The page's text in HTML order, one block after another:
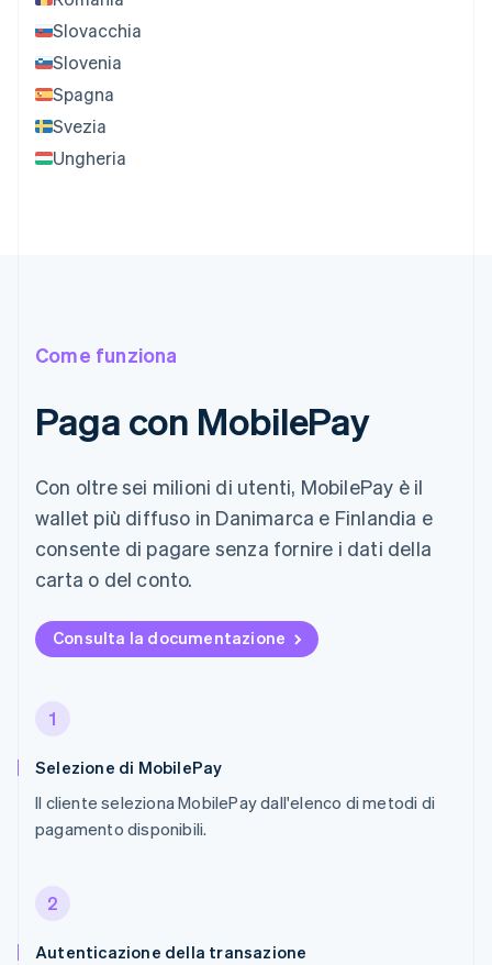
Slovacchia
Slovenia
Spagna
Svezia
Ungheria
Come funziona
Paga con MobilePay
Con oltre sei milioni di utenti, MobilePay è il
wallet più diffuso in Danimarca e Finlandia e
consente di pagare senza fornire i dati della
carta o del conto.
Consulta la documentazione
1
Selezione di MobilePay
Il cliente seleziona MobilePay dall'elenco di metodi di
pagamento disponibili.
2
Autenticazione della transazione